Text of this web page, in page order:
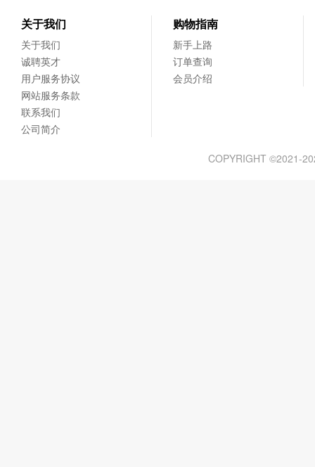
关于我们
关于我们
诚聘英才
用户服务协议
网站服务条款
联系我们
公司简介
购物指南
新手上路
订单查询
会员介绍
COPYRIGHT ©2021-